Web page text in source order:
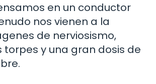
en un conductor
nos vienen a la
de nerviosismo,
torpes y una gran dosis de